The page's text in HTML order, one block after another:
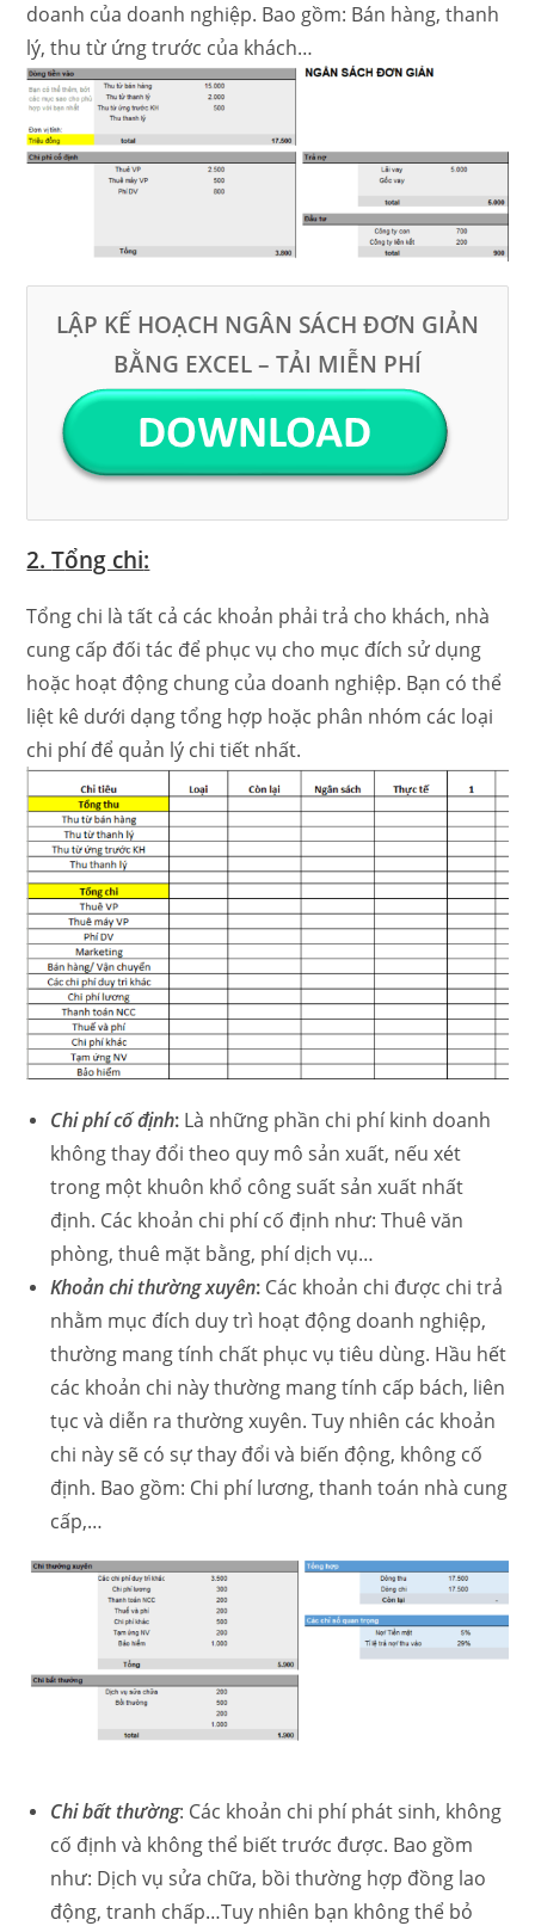
doanh của doanh nghiệp. Bao gồm: Bán hàng, thanh
lý, thu từ ứng trước của khách…
LẬP KẾ HOẠCH NGÂN SÁCH ĐƠN GIẢN
BẰNG EXCEL – TẢI MIỄN PHÍ
2.Tổng chi:
Tổng chi là tất cả các khoản phải trả cho khách, nhà
cung cấp đối tác để phục vụ cho mục đích sử dụng
hoặc hoạt động chung của doanh nghiệp. Bạn có thể
liệt kê dưới dạng tổng hợp hoặc phân nhóm các loại
chi phí để quản lý chi tiết nhất.
Chi phí cố định: Là những phần chi phí kinh doanh
không thay đổi theo quy mô sản xuất, nếu xét
trong một khuôn khổ công suất sản xuất nhất
định. Các khoản chi phí cố định như: Thuê văn
phòng, thuê mặt bằng, phí dịch vụ…
Khoản chi thường xuyên: Các khoản chi được chi trả
nhằm mục đích duy trì hoạt động doanh nghiệp,
thường mang tính chất phục vụ tiêu dùng. Hầu hết
các khoản chi này thường mang tính cấp bách, liên
tục và diễn ra thường xuyên. Tuy nhiên các khoản
chi này sẽ có sự thay đổi và biến động, không cố
định. Bao gồm: Chi phí lương, thanh toán nhà cung
cấp,…
Chi bất thường: Các khoản chi phí phát sinh, không
cố định và không thể biết trước được. Bao gồm
như: Dịch vụ sửa chữa, bồi thường hợp đồng lao
động, tranh chấp…Tuy nhiên bạn không thể bỏ